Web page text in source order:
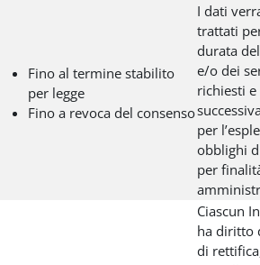
Fino al termine stabilito
per legge
Fino a revoca del consenso
I dati
trattati
durata
e/o dei
richiesti e
per
obblighi
per
Ciascun
ha diritto
di